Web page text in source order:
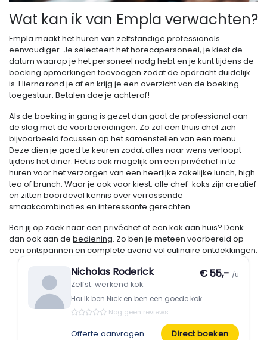
Wat kan ik van Empla verwachten?
Empla maakt het huren van zelfstandige professionals
eenvoudiger. Je selecteert het horecapersoneel, je kiest de
datum waarop je het personeel nodg hebt en je kunt tijdens de
boeking opmerkingen toevoegen zodat de opdracht duidelijk
is. Hierna rond je af en krijg je een overzicht van de boeking
toegestuur. Betalen doe je achteraf!
Als de boeking in gang is gezet dan gaat de professional aan
de slag met de voorbereidingen. Zo zal een thuis chef zich
bijvoorbeeld focussen op het samenstellen van een menu.
Deze dien je goed te keuren zodat alles naar wens verloopt
tijdens het diner. Het is ook mogelijk om een privéchef in te
huren voor het verzorgen van een heerlijke zakelijke lunch, high
tea of brunch. Waar je ook voor kiest: alle chef-koks zijn creatief
en zitten boordevol kennis over verrassende
smaakcombinaties en interessante gerechten.
Ben jij op zoek naar een privéchef of een kok aan huis? Denk
dan ook aan de bediening. Zo ben je meteen voorbereid op
een ontspannen en complete avond vol culinaire ontdekkingen.
Nicholas Roderick
Zelfst. werkend kok
€ 55,- /u
Hoi Ik ben Nick en ben een goede kok
Nog geen reviews
Offerte aanvragen Direct boeken